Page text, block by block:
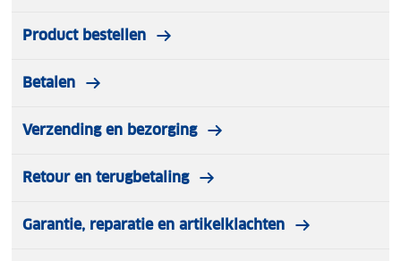
Product bestellen
Betalen
Verzending en bezorging
Retour en terugbetaling
Garantie, reparatie en artikelklachten